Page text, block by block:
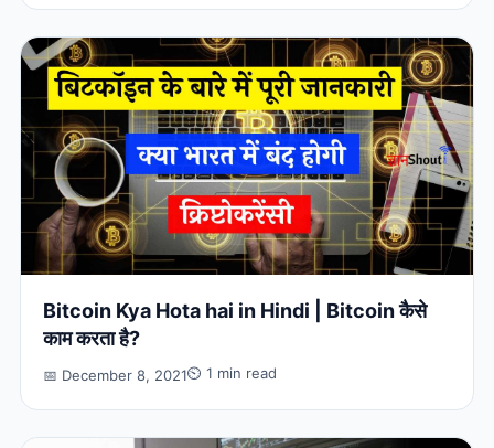
Bitcoin Kya Hota hai in Hindi | Bitcoin कैसे
काम करता है?
📅 December 8, 2021⏲ 1 min read